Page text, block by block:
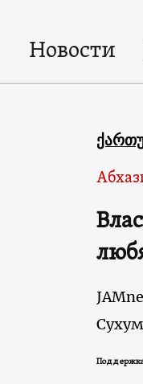
Новости
Сухум
Поддержка